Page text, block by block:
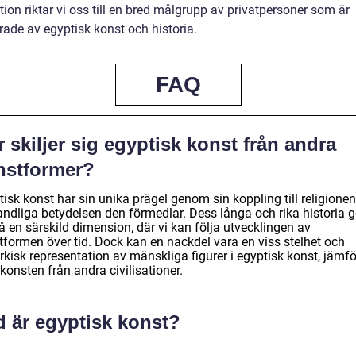
riktar vi oss till en bred målgrupp av privatpersoner som är
av egyptisk konst och historia.
FAQ
skiljer sig egyptisk konst från andra
konst har sin unika prägel genom sin koppling till
betydelsen den förmedlar. Dess långa och rika historia
en särskild dimension, där vi kan följa utvecklingen av
över tid. Dock kan en nackdel vara en viss stelhet och
representation av mänskliga figurer i egyptisk konst,
från andra civilisationer.
är egyptisk konst?